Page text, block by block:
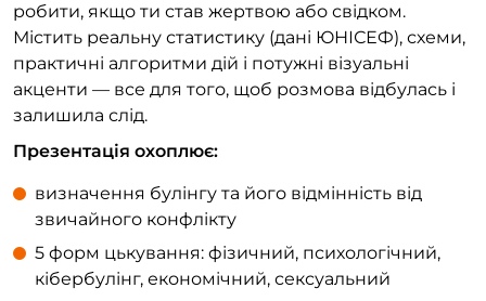
робити, якщо ти став жертвою або свідком.
Містить реальну статистику (дані ЮНІСЕФ), схеми,
практичні алгоритми дій і потужні візуальні
акценти — все для того, щоб розмова відбулась і
залишила слід.
Презентація охоплює:
визначення булінгу та його відмінність від
звичайного конфлікту
5 форм цькування: фізичний, психологічний,
кібербулінг, економічний, сексуальний